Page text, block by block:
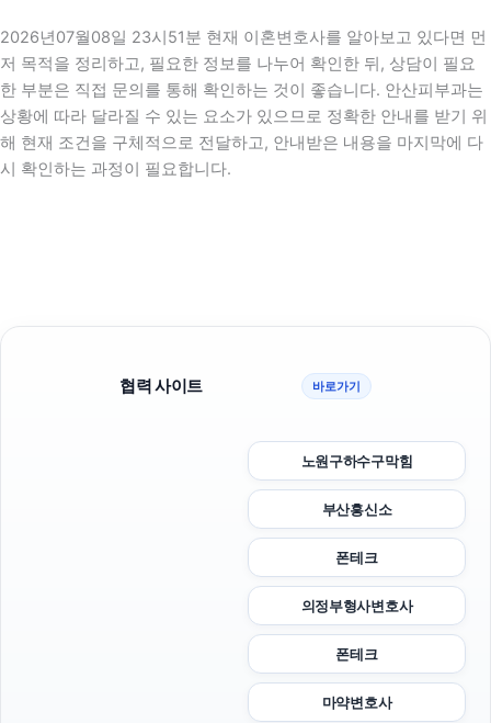
2026년07월08일 23시51분 현재 이혼변호사를 알아보고 있다면 먼
저 목적을 정리하고, 필요한 정보를 나누어 확인한 뒤, 상담이 필요
한 부분은 직접 문의를 통해 확인하는 것이 좋습니다. 안산피부과는
상황에 따라 달라질 수 있는 요소가 있으므로 정확한 안내를 받기 위
해 현재 조건을 구체적으로 전달하고, 안내받은 내용을 마지막에 다
시 확인하는 과정이 필요합니다.
협력 사이트 바로가기
노원구하수구막힘
부산흥신소
폰테크
의정부형사변호사
폰테크
마약변호사